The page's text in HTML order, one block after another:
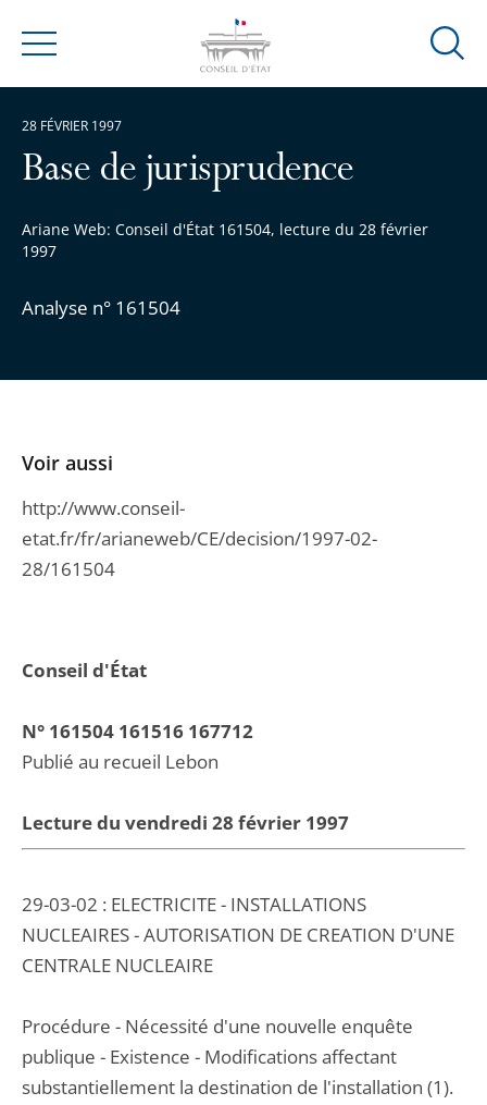
Menu
Ouvrir
Base de jurisprudence
Ariane Web: Conseil d'État 161504, lecture du 28 février
1997
Analyse n° 161504
28 FÉVRIER 1997
Conseil d'État
N° 161504 161516 167712
Publié au recueil Lebon
Lecture du vendredi 28 février 1997
29-03-02 : ELECTRICITE - INSTALLATIONS
NUCLEAIRES - AUTORISATION DE CREATION D'UNE
CENTRALE NUCLEAIRE
Procédure - Nécessité d'une nouvelle enquête
publique - Existence - Modifications affectant
substantiellement la destination de l'installation (1).
Voir aussi
http://www.conseil-
etat.fr/fr/arianeweb/CE/decision/1997-02-
28/161504